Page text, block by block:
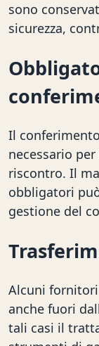
sono
sicurezza,
Il
necessario
riscontro. Il
obbligatori
gestione del
Alcuni
anche fuori
tali casi il